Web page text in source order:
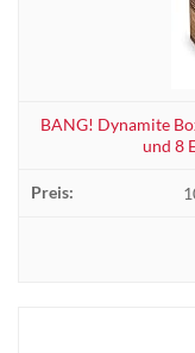
BANG! Dynamite
und 8